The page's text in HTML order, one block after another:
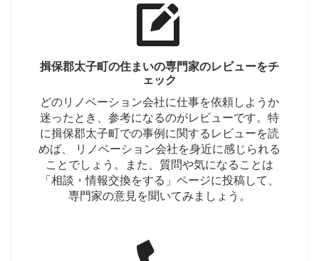
揖保郡太子町の住まいの専門家のレビューをチ
ェック
どのリノベーション会社に仕事を依頼しようか
迷ったとき、参考になるのがレビューです。特
に揖保郡太子町での事例に関するレビューを読
めば、 リノベーション会社を身近に感じられる
ことでしょう。また、質問や気になることは
「相談・情報交換をする」ページに投稿して、
専門家の意見を聞いてみましょう。